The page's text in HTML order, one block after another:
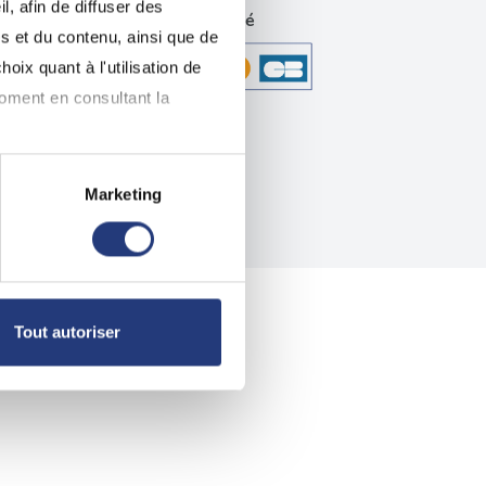
afin de diffuser des
et du contenu, ainsi que de
quant à l'utilisation de
en consultant la
mètres près
(empreintes
Marketing
Tout autoriser
Paiement sécurisé